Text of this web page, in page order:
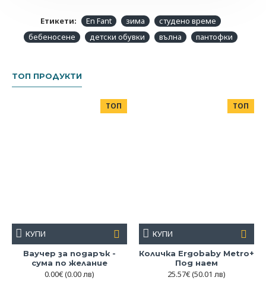
23-24
18-24м
Етикети: En Fant зима
студено време
бебеносене
детски обувки вълна пантофки
ТОП ПРОДУКТИ
ТОП
Ваучер за подарък -
сума по желание
0.00€(0.00 лв)
КУПИ
ТОП
Количка Ergobaby Metro+
Под наем
25.57€(50.01 лв)
КУПИ